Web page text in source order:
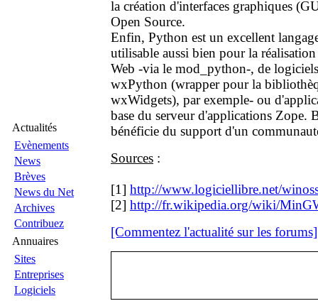
Actualités
Evènements
News
Brèves
News du Net
Archives
Contribuez
Annuaires
Sites
Entreprises
Logiciels
la création d'interfaces graphiques
Open Source.
Enfin, Python est un excellent
utilisable aussi bien pour la
Web -via le mod_python-, de
wxPython (wrapper pour la
wxWidgets), par exemple- ou
base du serveur d'applications Zope.
bénéficie du support d'un
Sources :
[1] http://www.logiciellibre.net/
[2] http://fr.wikipedia.org/wiki/
[Commentez l'actualité sur les forums]